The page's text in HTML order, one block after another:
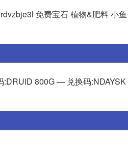
免费宝石 植物&肥料 小
800G — 兑换码